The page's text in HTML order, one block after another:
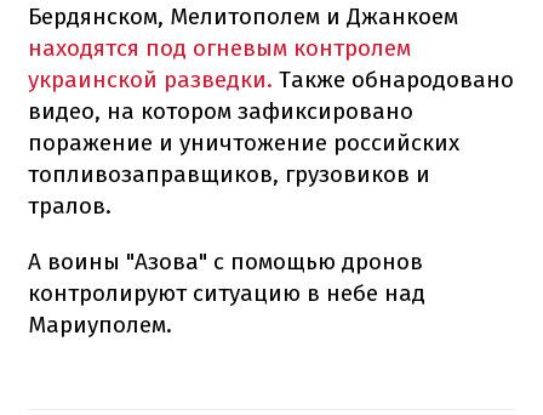
Бердянском, Мелитополем и Джанкоем
находятся под огневым контролем
украинской разведки. Также обнародовано
видео, на котором зафиксировано
поражение и уничтожение российских
топливозаправщиков, грузовиков и
тралов.
А воины "Азова" с помощью дронов
контролируют ситуацию в небе над
Мариуполем.